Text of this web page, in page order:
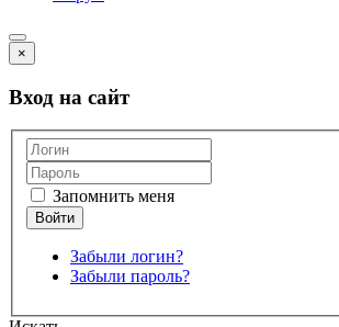
×
Вход на сайт
Запомнить меня
Забыли логин?
Забыли пароль?